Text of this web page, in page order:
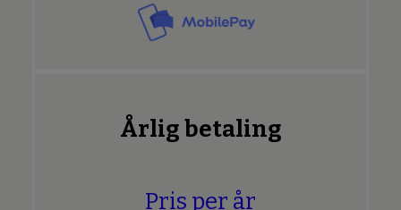
Årlig betaling
Pris per år